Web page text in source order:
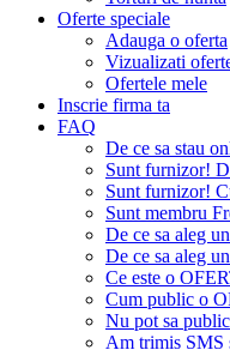
Oferte speciale
Adauga o oferta
Vizualizati
Ofertele mele
Inscrie firma ta
FAQ
De ce sa stau
Sunt furnizor!
Sunt furnizor!
Sunt membru
De ce sa aleg
De ce sa aleg
Ce este o
Cum public o
Nu pot sa
Am trimis SMS